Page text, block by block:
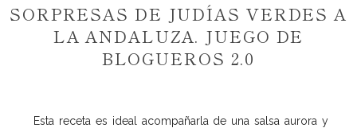
SORPRESAS DE JUDÍAS VERDES A
LA ANDALUZA. JUEGO DE
BLOGUEROS 2.0
Esta receta es ideal acompañarla de una salsa aurora y